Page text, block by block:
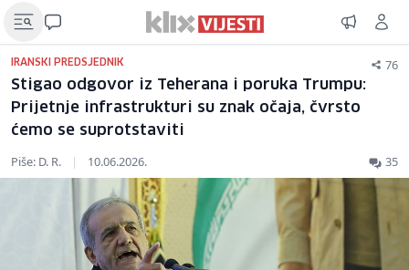
IRANSKI PREDSJEDNIK 76
Stigao odgovor iz Teherana i poruka Trumpu:
Prijetnje infrastrukturi su znak očaja, čvrsto
ćemo se suprotstaviti
Piše: D. R. | 10.06.2026. 35